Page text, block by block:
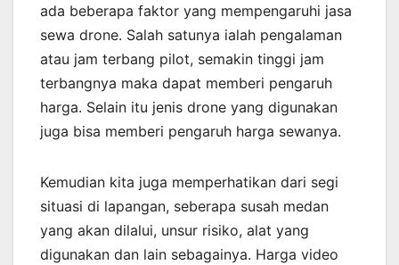
ada beberapa faktor yang mempengaruhi jasa
sewa drone. Salah satunya ialah pengalaman
atau jam terbang pilot, semakin tinggi jam
terbangnya maka dapat memberi pengaruh
harga. Selain itu jenis drone yang digunakan
juga bisa memberi pengaruh harga sewanya.
Kemudian kita juga memperhatikan dari segi
situasi di lapangan, seberapa susah medan
yang akan dilalui, unsur risiko, alat yang
digunakan dan lain sebagainya. Harga video